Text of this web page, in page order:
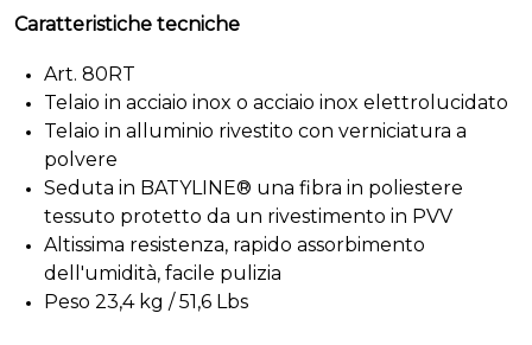
Caratteristiche tecniche
Art. 80RT
Telaio in acciaio inox o acciaio inox elettrolucidato
Telaio in alluminio rivestito con verniciatura a
polvere
Seduta in BATYLINE® una fibra in poliestere
tessuto protetto da un rivestimento in PVV
Altissima resistenza, rapido assorbimento
dell'umidità, facile pulizia
Peso 23,4 kg / 51,6 Lbs